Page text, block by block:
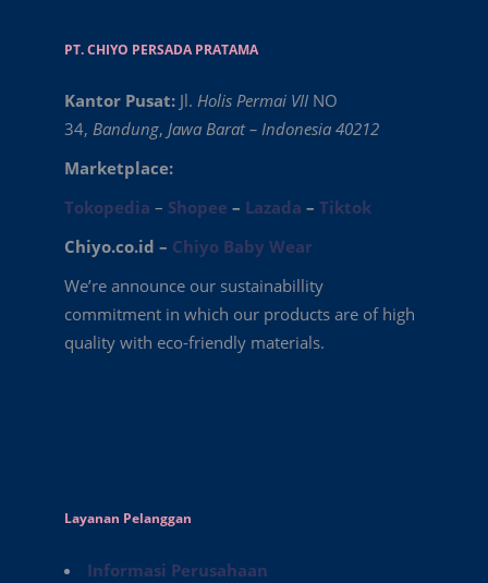
PT. CHIYO PERSADA PRATAMA
Kantor Pusat: Jl. Holis Permai VII NO
34, Bandung, Jawa Barat – Indonesia 40212
Marketplace:
Tokopedia – Shopee – Lazada – Tiktok
Chiyo.co.id – Chiyo Baby Wear
We’re announce our sustainabillity
commitment in which our products are of high
quality with eco-friendly materials.
Layanan Pelanggan
Informasi Perusahaan